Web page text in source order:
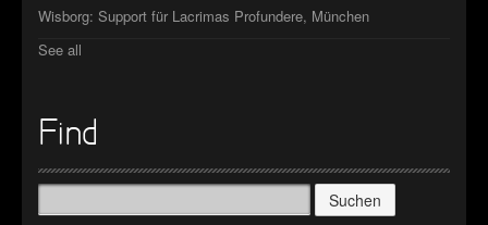
Wisborg: Support für Lacrimas Profundere, München
See all
Find
Suchen
nach: